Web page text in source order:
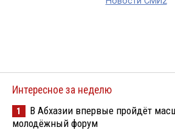
Интересное за неделю
1
В Абхазии впервые пройдёт
молодёжный форум